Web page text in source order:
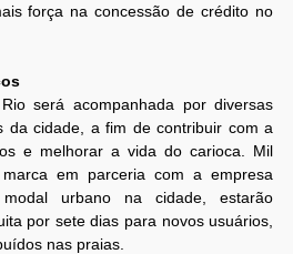
força na concessão de crédito no
será acompanhada por diversas
da cidade, a fim de contribuir com a
e melhorar a vida do carioca. Mil
em parceria com a empresa
urbano na cidade, estarão
por sete dias para novos usuários,
nas praias.